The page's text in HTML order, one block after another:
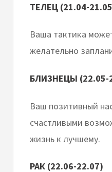
ТЕЛЕЦ (21.04-
Ваша тактика
желательно
БЛИЗНЕЦЫ (22.05-
Ваш позитивный
счастливыми
жизнь к лучшему.
РАК (22.06-22.07)